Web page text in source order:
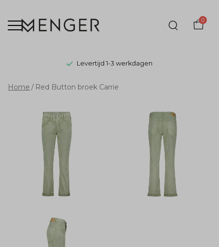
0
Levertijd 1-3 werkdagen
Red
Button
broek
Carrie
Menger
Mode
Home Red Button broek Carrie